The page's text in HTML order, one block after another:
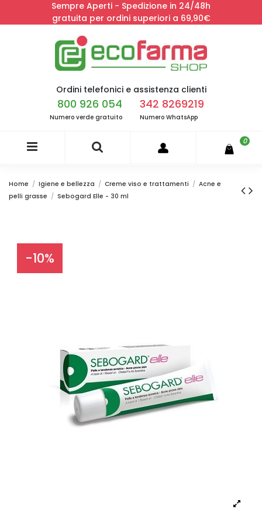
Sempre Aperti - Spedizione in 24/48h
gratuita per ordini superiori a 69,90€
Ordini telefonici e assistenza clienti
800 926 054
Numero verde gratuito
342 8269219
Numero WhatsApp
0
Home Igiene e bellezza Creme viso e trattamenti
Acne e
pelli grasse
Sebogard Elle - 30 ml
-10%